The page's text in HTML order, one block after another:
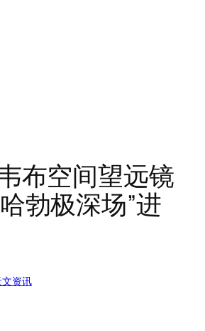
布空间望远镜
勃极深场”进
资讯